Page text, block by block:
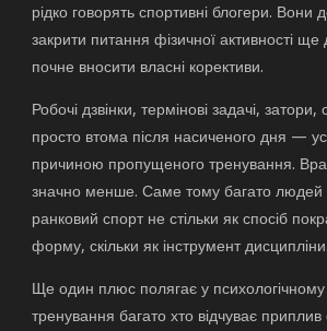
рідко говорять спортивні блогери. Вони
закрити питання фізичної активності ще
почне вносити власні корективи.
Робочі дзвінки, термінові задачі, затори,
просто втома після насиченого дня —
причиною пропущеного тренування.
значно менше. Саме тому багато
ранковий спорт не стільки як спосіб
форму, скільки як інструмент дисципліни.
Ще один плюс полягає у психологічному
тренування багато хто відчуває приплив